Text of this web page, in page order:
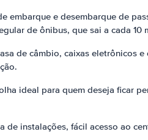
embarque e desembarque de
de ônibus, que sai a cada 10
de câmbio, caixas eletrônicos
ideal para quem deseja ficar
instalações, fácil acesso ao